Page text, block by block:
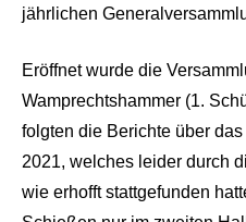
jährlichen
Eröffnet wurde die
Wamprechtshammer (1.
folgten die Berichte über
2021, welches leider durch
wie erhofft stattgefunden